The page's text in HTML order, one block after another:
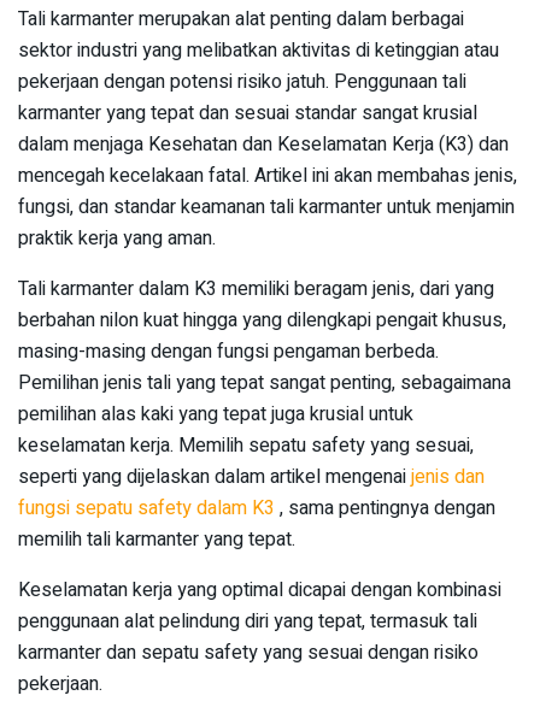
Tali karmanter merupakan alat penting dalam berbagai
sektor industri yang melibatkan aktivitas di ketinggian atau
pekerjaan dengan potensi risiko jatuh. Penggunaan tali
karmanter yang tepat dan sesuai standar sangat krusial
dalam menjaga Kesehatan dan Keselamatan Kerja (K3) dan
mencegah kecelakaan fatal. Artikel ini akan membahas jenis,
fungsi, dan standar keamanan tali karmanter untuk menjamin
praktik kerja yang aman.
Tali karmanter dalam K3 memiliki beragam jenis, dari yang
berbahan nilon kuat hingga yang dilengkapi pengait khusus,
masing-masing dengan fungsi pengaman berbeda.
Pemilihan jenis tali yang tepat sangat penting, sebagaimana
pemilihan alas kaki yang tepat juga krusial untuk
keselamatan kerja. Memilih sepatu safety yang sesuai,
seperti yang dijelaskan dalam artikel mengenaijenis dan
fungsi sepatu safety dalam K3 , sama pentingnya dengan
memilih tali karmanter yang tepat.
Keselamatan kerja yang optimal dicapai dengan kombinasi
penggunaan alat pelindung diri yang tepat, termasuk tali
karmanter dan sepatu safety yang sesuai dengan risiko
pekerjaan.